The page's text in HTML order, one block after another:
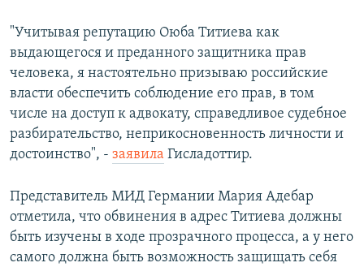
"Учитывая репутацию Оюба Титиева как
выдающегося и преданного защитника прав
человека, я настоятельно призываю российские
власти обеспечить соблюдение его прав, в том
числе на доступ к адвокату, справедливое судебное
разбирательство, неприкосновенность личности и
достоинство", - заявила Гисладоттир.
Представитель МИД Германии Мария Адебар
отметила, что обвинения в адрес Титиева должны
быть изучены в ходе прозрачного процесса, а у него
самого должна быть возможность защищать себя